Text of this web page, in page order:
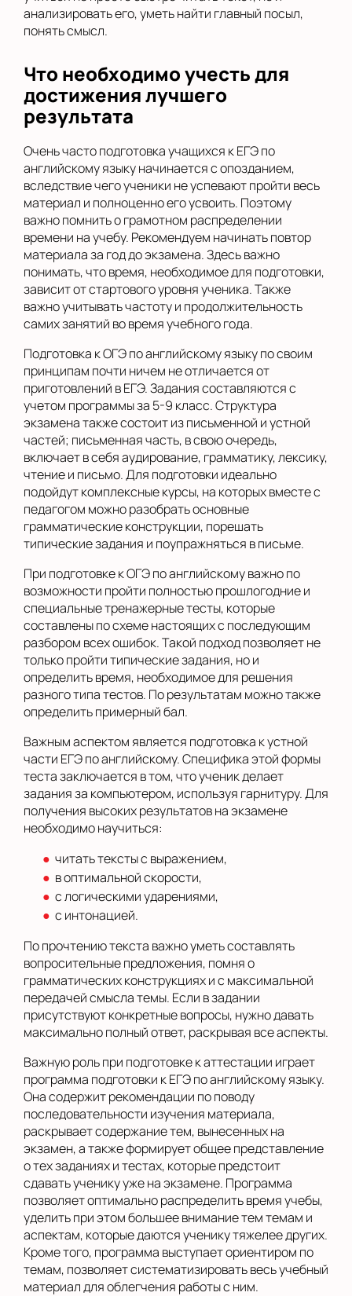
анализировать его, уметь найти главный посыл,
понять смысл.
Что необходимо учесть для
достижения лучшего
результата
Очень часто подготовка учащихся к ЕГЭ по
английскому языку начинается с опозданием,
вследствие чего ученики не успевают пройти весь
материал и полноценно его усвоить. Поэтому
важно помнить о грамотном распределении
времени на учебу. Рекомендуем начинать повтор
материала за год до экзамена. Здесь важно
понимать, что время, необходимое для подготовки,
зависит от стартового уровня ученика. Также
важно учитывать частоту и продолжительность
самих занятий во время учебного года.
Подготовка к ОГЭ по английскому языку по своим
принципам почти ничем не отличается от
приготовлений в ЕГЭ. Задания составляются с
учетом программы за 5-9 класс. Структура
экзамена также состоит из письменной и устной
частей; письменная часть, в свою очередь,
включает в себя аудирование, грамматику, лексику,
чтение и письмо. Для подготовки идеально
подойдут комплексные курсы, на которых вместе с
педагогом можно разобрать основные
грамматические конструкции, порешать
типические задания и поупражняться в письме.
При подготовке к ОГЭ по английскому важно по
возможности пройти полностью прошлогодние и
специальные тренажерные тесты, которые
составлены по схеме настоящих с последующим
разбором всех ошибок. Такой подход позволяет не
только пройти типические задания, но и
определить время, необходимое для решения
разного типа тестов. По результатам можно также
определить примерный бал.
Важным аспектом является подготовка к устной
части ЕГЭ по английскому. Специфика этой формы
теста заключается в том, что ученик делает
задания за компьютером, используя гарнитуру. Для
получения высоких результатов на экзамене
необходимо научиться:
читать тексты с выражением,
в оптимальной скорости,
с логическими ударениями,
с интонацией.
По прочтению текста важно уметь составлять
вопросительные предложения, помня о
грамматических конструкциях и с максимальной
передачей смысла темы. Если в задании
присутствуют конкретные вопросы, нужно давать
максимально полный ответ, раскрывая все аспекты.
Важную роль при подготовке к аттестации играет
программа подготовки к ЕГЭ по английскому языку.
Она содержит рекомендации по поводу
последовательности изучения материала,
раскрывает содержание тем, вынесенных на
экзамен, а также формирует общее представление
о тех заданиях и тестах, которые предстоит
сдавать ученику уже на экзамене. Программа
позволяет оптимально распределить время учебы,
уделить при этом большее внимание тем темам и
аспектам, которые даются ученику тяжелее других.
Кроме того, программа выступает ориентиром по
темам, позволяет систематизировать весь учебный
материал для облегчения работы с ним.